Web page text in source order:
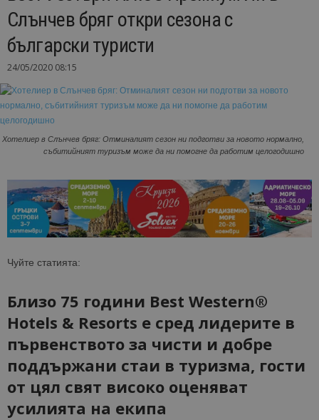
Слънчев бряг откри сезона с
български туристи
24/05/2020 08:15
Хотелиер в Слънчев бряг: Отминалият сезон ни подготви за новото нормално,
събитийният туризъм може да ни помогне да работим целогодишно
Чуйте статията:
Близо 75 години Best Western®
Hotels & Resorts е сред лидерите в
първенството за чисти и добре
поддържани стаи в туризма, гости
от цял свят високо оценяват
усилията на екипа